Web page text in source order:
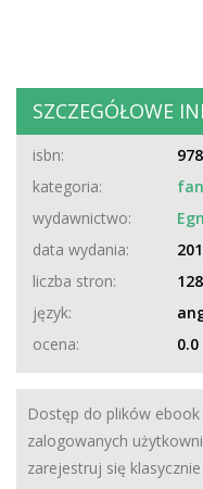
SZCZEGÓŁOWE
isbn:
kategoria:
wydawnictwo:
data wydania:
liczba stron:
128
język:
ocena:
0.0
Dostęp do plików
zalogowanych
zarejestruj się